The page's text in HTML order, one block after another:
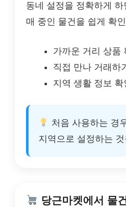
동네 설정을 정확하게
매 중인 물건을 쉽게 확
가까운 거리 상품
직접 만나 거래하
지역 생활 정보 확
처음 사용하는 경
지역으로 설정하는
당근마켓에서 물